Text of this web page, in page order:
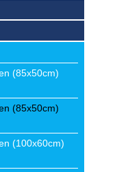
(85x50cm)
(85x50cm)
(100x60cm)